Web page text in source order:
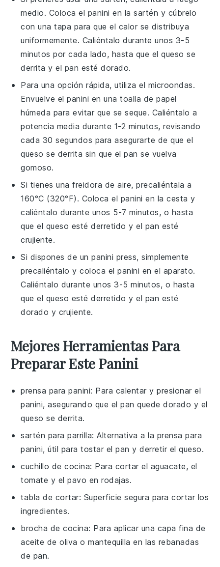
medio. Coloca el panini en la sartén y cúbrelo
con una tapa para que el calor se distribuya
uniformemente. Caliéntalo durante unos 3-5
minutos por cada lado, hasta que elqueso se
derrita y el pan esté dorado.
Para una opción rápida, utiliza el microondas.
Envuelve elpanini en una toalla de papel
húmeda para evitar que se seque. Caliéntalo a
potencia media durante 1-2 minutos, revisando
cada 30 segundos para asegurarte de que el
queso se derrita sin que elpan se vuelva
gomoso.
Si tienes unafreidora de aire, precaliéntala a
160°C (320°F). Coloca el panini en la cesta y
caliéntalo durante unos 5-7 minutos, o hasta
que el queso esté derretido y el pan esté
crujiente.
Si dispones de unpanini press, simplemente
precaliéntalo y coloca elpanini en el aparato.
Caliéntalo durante unos 3-5 minutos, o hasta
que el queso esté derretido y el pan esté
dorado y crujiente.
Mejores Herramientas Para
Preparar Este Panini
prensa para panini: Para calentar y presionar el
panini, asegurando que el pan quede dorado y el
queso se derrita.
sartén para parrilla: Alternativa a la prensa para
panini, útil para tostar el pan y derretir el queso.
cuchillo de cocina: Para cortar el aguacate, el
tomate y el pavo en rodajas.
tabla de cortar: Superficie segura para cortar los
ingredientes.
brocha de cocina: Para aplicar una capa fina de
aceite de oliva o mantequilla en las rebanadas
de pan.